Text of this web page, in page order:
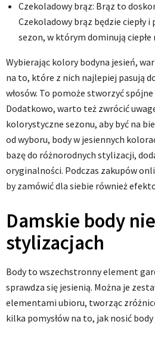
Czekoladowy brąz: Brąz to
Czekoladowy brąz będzie ciepły
sezon, w którym dominują ciepłe
Wybierając kolory bodyna jesień,
na to, które z nich najlepiej pasują
włosów. To pomoże stworzyć
Dodatkowo, warto też zwrócić
kolorystyczne sezonu, aby być na
od wyboru, body w jesiennych
bazę do różnorodnych stylizacji,
oryginalności. Podczas zakupów
by zamówić dla siebie również
Damskie body
stylizacjach
Body to wszechstronny element
sprawdza się jesienią. Można je
elementami ubioru, tworząc
kilka pomysłów na to, jak nosić body